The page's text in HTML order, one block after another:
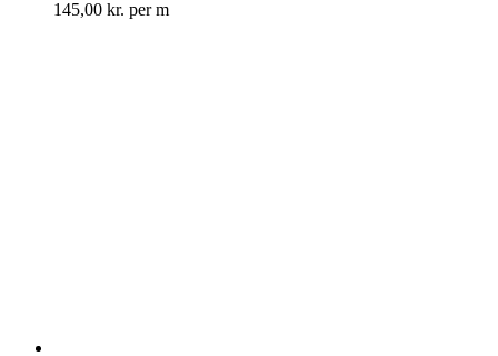
145,00 kr. per m